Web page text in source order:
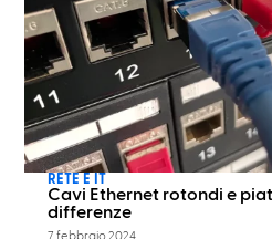
RETE E IT
Cavi Ethernet rotondi e
differenze